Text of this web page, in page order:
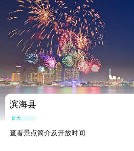
滨海县
暂无点评
查看景点简介及开放时间
